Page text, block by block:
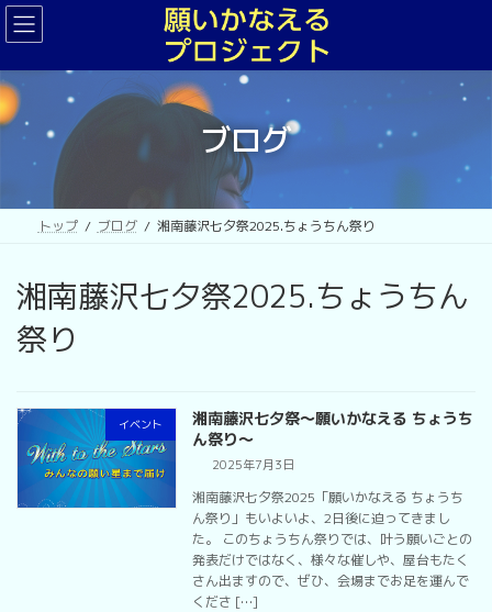
コ
ン
ン
ツ
へ
プ
ナ
ビ
ー
シ
ョ
動
ブログ
トップ ブログ 湘南藤沢七夕祭2025.ちょうちん祭り
湘南藤沢七夕祭2025.ちょうちん
祭り
イベント
湘南藤沢七夕祭〜願いかなえる ちょうち
ん祭り〜
2025年7月3日
湘南藤沢七夕祭2025「願いかなえる ちょうち
ん祭り」もいよいよ、2日後に迫ってきまし
た。 このちょうちん祭りでは、叶う願いごとの
発表だけではなく、様々な催しや、屋台もたく
さん出ますので、ぜひ、会場までお足を運んで
くださ […]